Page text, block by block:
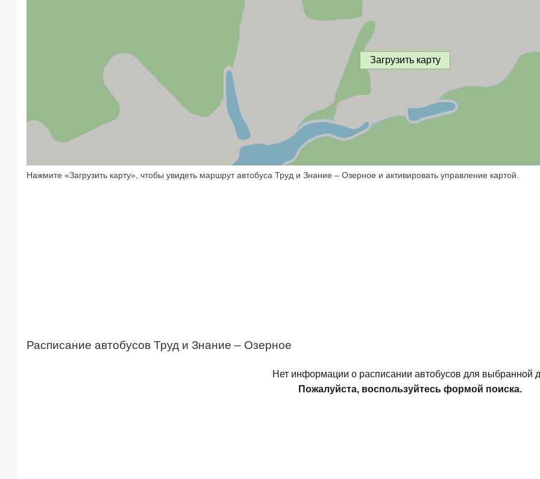
Загрузить карту
Нажмите «Загрузить карту», чтобы увидеть маршрут автобуса Труд и Знание – Озерное и активировать управление картой.
Расписание автобусов Труд и Знание – Озерное
Нет информации о расписании автобусов для выбранной
Пожалуйста, воспользуйтесь формой поиска.